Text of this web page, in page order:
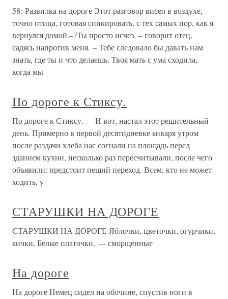
58: Развилка на дороге Этот разговор висел в воздухе,
точно птица, готовая спикировать, с тех самых пор, как я
вернулся домой.–?Ты просто исчез, – говорит отец,
садясь напротив меня. – Тебе следовало бы давать нам
знать, где ты и что делаешь. Твоя мать с ума сходила,
когда мы
По дороге к Стиксу.
По дороге к Стиксу. И вот, настал этот решительный
день. Примерно в первой десятидневке января утром
после раздачи хлеба нас согнали на площадь перед
зданием кухни, несколько раз пересчитывали, после чего
объявили: предстоит пеший переход. Всем, кто не может
ходить, у
СТАРУШКИ НА ДОРОГЕ
СТАРУШКИ НА ДОРОГЕ Яблочки, цветочки, огурчики,
яички, Белые платочки, — сморщенные
На дороге
На дороге Немец сидел на обочине, спустив ноги в